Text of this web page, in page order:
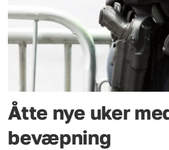
Åtte nye uker
bevæpning